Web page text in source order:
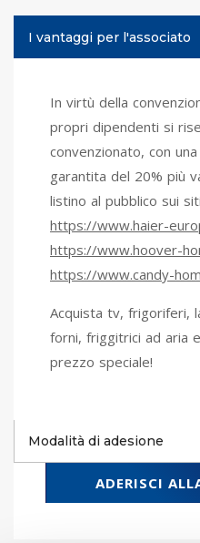
I vantaggi per l'associato
In virtù della
propri dipendenti si
convenzionato, con
garantita del 20% più
listino al pubblico sui
https://www.haier-
https://www.hoover-
https://www.candy-
Acquista tv, frigoriferi,
forni, friggitrici ad aria
prezzo speciale!
Modalità di adesione
ADERISCI